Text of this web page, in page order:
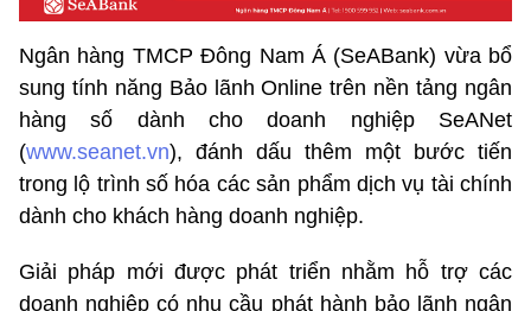
Ngân hàng TMCP Đông Nam Á (SeABank) vừa bổ
sung tính năng Bảo lãnh Online trên nền tảng ngân
hàng số dành cho doanh nghiệp SeANet
(www.seanet.vn), đánh dấu thêm một bước tiến
trong lộ trình số hóa các sản phẩm dịch vụ tài chính
dành cho khách hàng doanh nghiệp.
Giải pháp mới được phát triển nhằm hỗ trợ các
doanh nghiệp có nhu cầu phát hành bảo lãnh ngân